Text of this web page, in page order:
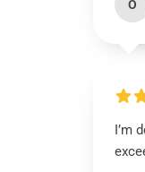
O
I’m